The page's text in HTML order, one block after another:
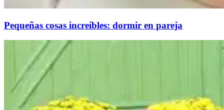
Pequeñas cosas increíbles: dormir en pareja